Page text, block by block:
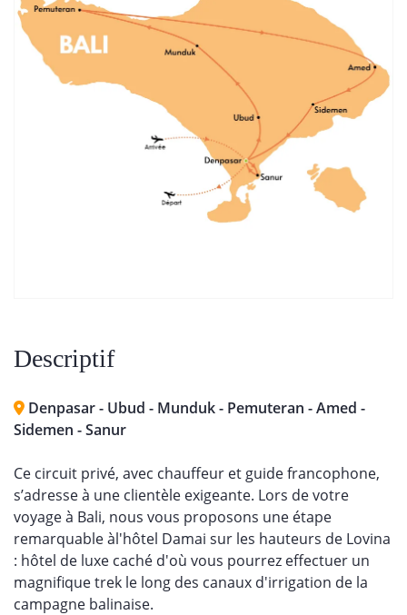
Descriptif
Denpasar - Ubud - Munduk - Pemuteran - Amed -
Sidemen - Sanur
Ce circuit privé, avec chauffeur et guide francophone,
s’adresse à une clientèle exigeante. Lors de votre
voyage à Bali, nous vous proposons une étape
remarquable àl'hôtel Damai sur les hauteurs de Lovina
: hôtel de luxe caché d'où vous pourrez effectuer un
magnifique trek le long des canaux d'irrigation de la
campagne balinaise.